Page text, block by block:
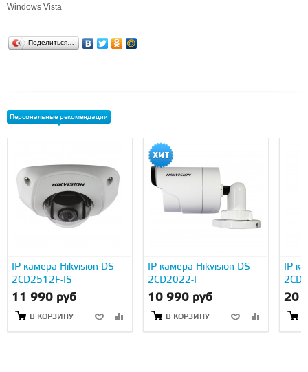
Windows Vista
Поделиться…
Персональные рекомендации
IP камера Hikvision DS-
2CD2512F-IS
11 990 руб
В КОРЗИНУ
IP камера Hikvision DS-
2CD2022-I
10 990 руб
В КОРЗИНУ
IP
20